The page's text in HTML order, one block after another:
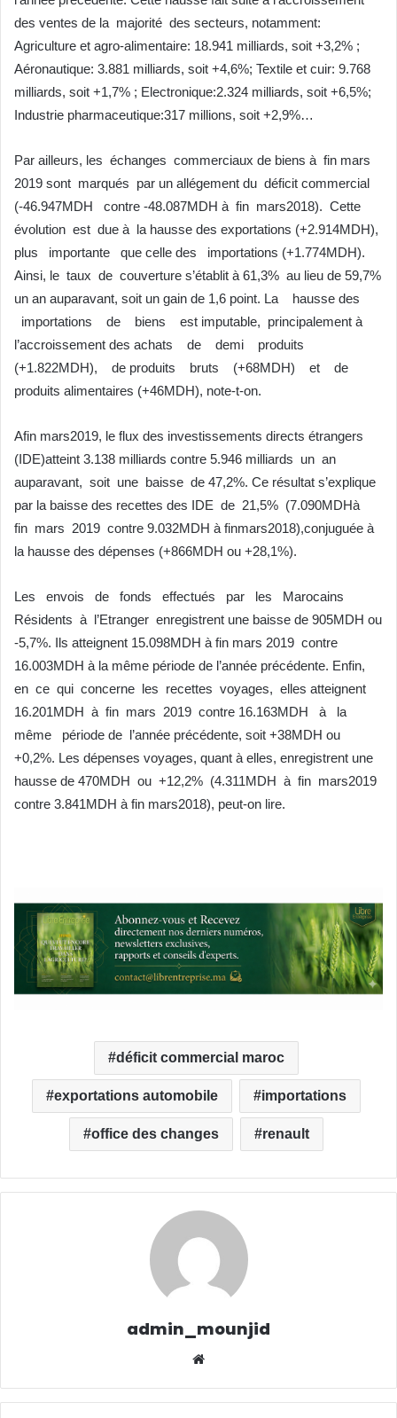
des ventes de la majorité des secteurs, notamment:
Agriculture et agro-alimentaire: 18.941 milliards, soit +3,2% ;
Aéronautique: 3.881 milliards, soit +4,6%; Textile et cuir: 9.768
milliards, soit +1,7% ; Electronique:2.324 milliards, soit +6,5%;
Industrie pharmaceutique:317 millions, soit +2,9%…
Par ailleurs, les échanges commerciaux de biens à fin mars
2019 sont marqués par un allégement du déficit commercial
(-46.947MDH contre -48.087MDH à fin mars2018). Cette
évolution est due à la hausse des exportations (+2.914MDH),
plus importante que celle des importations (+1.774MDH).
Ainsi, le taux de couverture s’établit à 61,3% au lieu de 59,7%
un an auparavant, soit un gain de 1,6 point. La hausse des
importations de biens est imputable, principalement à
l’accroissement des achats de demi produits
(+1.822MDH), de produits bruts (+68MDH) et de
produits alimentaires (+46MDH), note-t-on.
Afin mars2019, le flux des investissements directs étrangers
(IDE)atteint 3.138 milliards contre 5.946 milliards un an
auparavant, soit une baisse de 47,2%. Ce résultat s’explique
par la baisse des recettes des IDE de 21,5% (7.090MDHà
fin mars 2019 contre 9.032MDH à finmars2018),conjuguée à
la hausse des dépenses (+866MDH ou +28,1%).
Les envois de fonds effectués par les Marocains
Résidents à l’Etranger enregistrent une baisse de 905MDH ou
-5,7%. Ils atteignent 15.098MDH à fin mars 2019 contre
16.003MDH à la même période de l’année précédente. Enfin,
en ce qui concerne les recettes voyages, elles atteignent
16.201MDH à fin mars 2019 contre 16.163MDH à la
même période de l’année précédente, soit +38MDH ou
+0,2%. Les dépenses voyages, quant à elles, enregistrent une
hausse de 470MDH ou +12,2% (4.311MDH à fin mars2019
contre 3.841MDH à fin mars2018), peut-on lire.
déficit commercial maroc
exportations automobile importations
office des changes renault
admin_mounjid
e